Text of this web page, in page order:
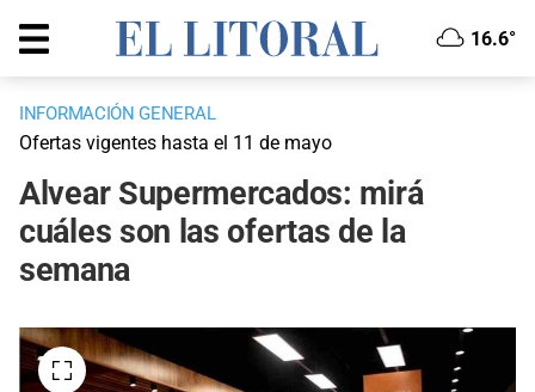
16.6°
INFORMACIÓN GENERAL
Ofertas vigentes hasta el 11 de mayo
Alvear Supermercados: mirá
cuáles son las ofertas de la
semana